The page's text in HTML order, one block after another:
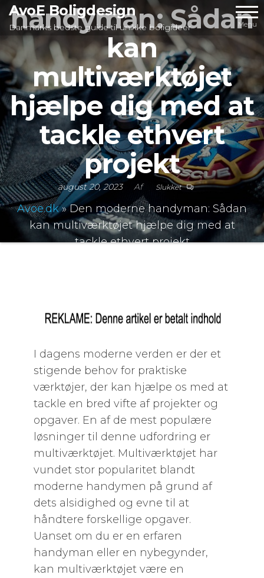
Videre
indhold
AvoE Boligdesign
Danmarks bedste guide til unikke boligideer Menu
handyman: Sådan
kan
multiværktøjet
hjælpe dig med at
tackle ethvert
projekt
august 20, 2023 Af Slukket
Avoe.dk»Den moderne handyman: Sådan
kan multiværktøjet hjælpe dig med at
tackle ethvert projekt
I dagens moderne verden er der et
stigende behov for praktiske
værktøjer, der kan hjælpe os med at
tackle en bred vifte af projekter og
opgaver. En af de mest populære
løsninger til denne udfordring er
multiværktøjet. Multiværktøjet har
vundet stor popularitet blandt
moderne handymen på grund af
dets alsidighed og evne til at
håndtere forskellige opgaver.
Uanset om du er en erfaren
handyman eller en nybegynder,
kan multiværktøjet være en